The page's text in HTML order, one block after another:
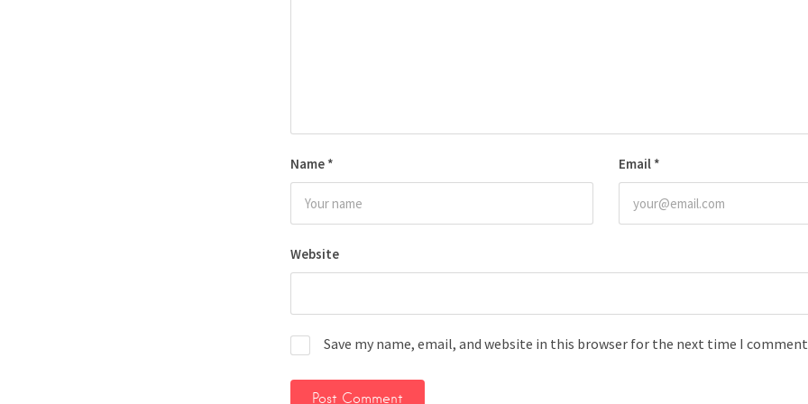
Name * Email *
Website
Save my name, email, and website in this browser for the next time I